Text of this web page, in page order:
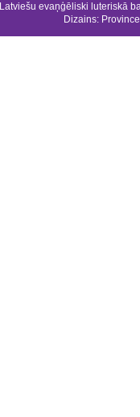
Latviešu evaņģēliski luteriskā
Dizains: